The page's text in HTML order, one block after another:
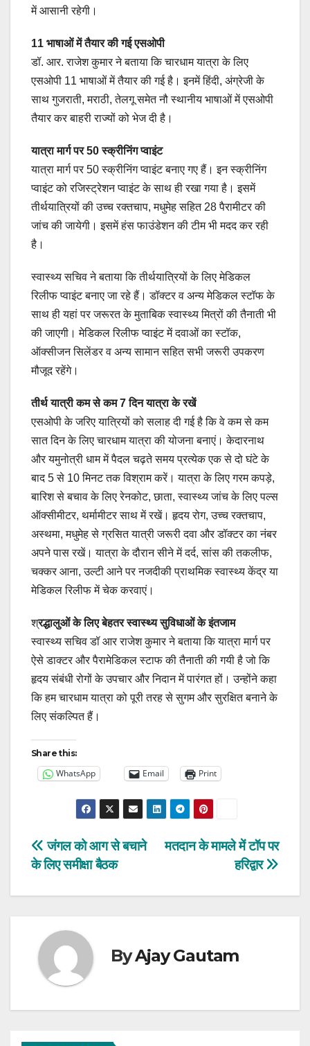
में आसानी रहेगी।
11 भाषाओं में तैयार की गई एसओपी
डॉ. आर. राजेश कुमार ने बताया कि चारधाम यात्रा के लिए
एसओपी 11 भाषाओं में तैयार की गई है। इनमें हिंदी, अंग्रेजी के
साथ गुजराती, मराठी, तेलगू समेत नौ स्थानीय भाषाओं में एसओपी
तैयार कर बाहरी राज्यों को भेज दी है।
यात्रा मार्ग पर 50 स्क्रीनिंग प्वाइंट
यात्रा मार्ग पर 50 स्क्रीनिंग प्वाइंट बनाए गए हैं। इन स्क्रीनिंग
प्वाइंट को रजिस्ट्रेशन प्वाइंट के साथ ही रखा गया है। इसमें
तीर्थयात्रियों की उच्च रक्तचाप, मधुमेह सहित 28 पैरामीटर की
जांच की जायेगी। इसमें हंस फाउंडेशन की टीम भी मदद कर रही
है।
स्वास्थ्य सचिव ने बताया कि तीर्थयात्रियों के लिए मेडिकल
रिलीफ प्वाइंट बनाए जा रहे हैं। डॉक्टर व अन्य मेडिकल स्टॉफ के
साथ ही यहां पर जरूरत के मुताबिक स्वास्थ्य मित्रों की तैनाती भी
की जाएगी। मेडिकल रिलीफ प्वाइंट में दवाओं का स्टॉक,
ऑक्सीजन सिलेंडर व अन्य सामान सहित सभी जरूरी उपकरण
मौजूद रहेंगे।
तीर्थ यात्री कम से कम 7 दिन यात्रा के रखें
एसओपी के जरिए यात्रियों को सलाह दी गई है कि वे कम से कम
सात दिन के लिए चारधाम यात्रा की योजना बनाएं। केदारनाथ
और यमुनोत्री धाम में पैदल चढ़ते समय प्रत्येक एक से दो घंटे के
बाद 5 से 10 मिनट तक विश्राम करें। यात्रा के लिए गरम कपड़े,
बारिश से बचाव के लिए रेनकोट, छाता, स्वास्थ्य जांच के लिए पल्स
ऑक्सीमीटर, थर्मामीटर साथ में रखें। हृदय रोग, उच्च रक्तचाप,
अस्थमा, मधुमेह से ग्रसित यात्री जरूरी दवा और डॉक्टर का नंबर
अपने पास रखें। यात्रा के दौरान सीने में दर्द, सांस की तकलीफ,
चक्कर आना, उल्टी आने पर नजदीकी प्राथमिक स्वास्थ्य केंद्र या
मेडिकल रिलीफ में चेक करवाएं।
श्रद्धालुओं के लिए बेहतर स्वास्थ्य सुविधाओं के इंतजाम
स्वास्थ्य सचिव डॉ आर राजेश कुमार ने बताया कि यात्रा मार्ग पर
ऐसे डाक्टर और पैरामेडिकल स्टाफ की तैनाती की गयी है जो कि
हृदय संबंधी रोगों के उपचार और निदान में पारंगत हों। उन्होंने कहा
कि हम चारधाम यात्रा को पूरी तरह से सुगम और सुरक्षित बनाने के
लिए संकल्पित हैं।
Share this:
WhatsApp Email Print
Post
navigation
मतदान के मामले में टॉप पर
हरिद्वार
जंगल को आग से बचाने
के लिए समीक्षा बैठक
ByAjay Gautam